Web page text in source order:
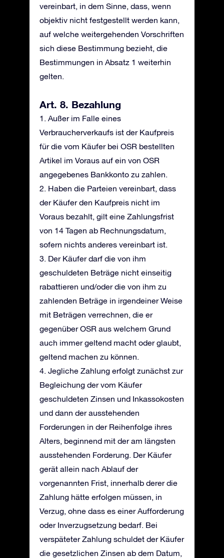
vereinbart, in dem Sinne, dass, wenn
objektiv nicht festgestellt werden kann,
auf welche weitergehenden Vorschriften
sich diese Bestimmung bezieht, die
Bestimmungen in Absatz 1 weiterhin
gelten.
Art. 8. Bezahlung
1. Außer im Falle eines
Verbraucherverkaufs ist der Kaufpreis
für die vom Käufer bei OSR bestellten
Artikel im Voraus auf ein von OSR
angegebenes Bankkonto zu zahlen.
2. Haben die Parteien vereinbart, dass
der Käufer den Kaufpreis nicht im
Voraus bezahlt, gilt eine Zahlungsfrist
von 14 Tagen ab Rechnungsdatum,
sofern nichts anderes vereinbart ist.
3. Der Käufer darf die von ihm
geschuldeten Beträge nicht einseitig
rabattieren und/oder die von ihm zu
zahlenden Beträge in irgendeiner Weise
mit Beträgen verrechnen, die er
gegenüber OSR aus welchem Grund
auch immer geltend macht oder glaubt,
geltend machen zu können.
4. Jegliche Zahlung erfolgt zunächst zur
Begleichung der vom Käufer
geschuldeten Zinsen und Inkassokosten
und dann der ausstehenden
Forderungen in der Reihenfolge ihres
Alters, beginnend mit der am längsten
ausstehenden Forderung. Der Käufer
gerät allein nach Ablauf der
vorgenannten Frist, innerhalb derer die
Zahlung hätte erfolgen müssen, in
Verzug, ohne dass es einer Aufforderung
oder Inverzugsetzung bedarf. Bei
verspäteter Zahlung schuldet der Käufer
die gesetzlichen Zinsen ab dem Datum,